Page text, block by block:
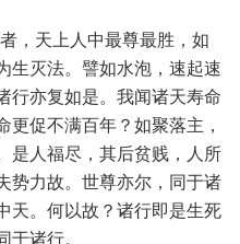
，天上人中最尊最胜，如
生灭法。譬如水泡，速起速
行亦复如是。我闻诸天寿命
更促不满百年？如聚落主，
是人福尽，其后贫贱，人所
势力故。世尊亦尔，同于诸
天。何以故？诸行即是生死
于诸行。